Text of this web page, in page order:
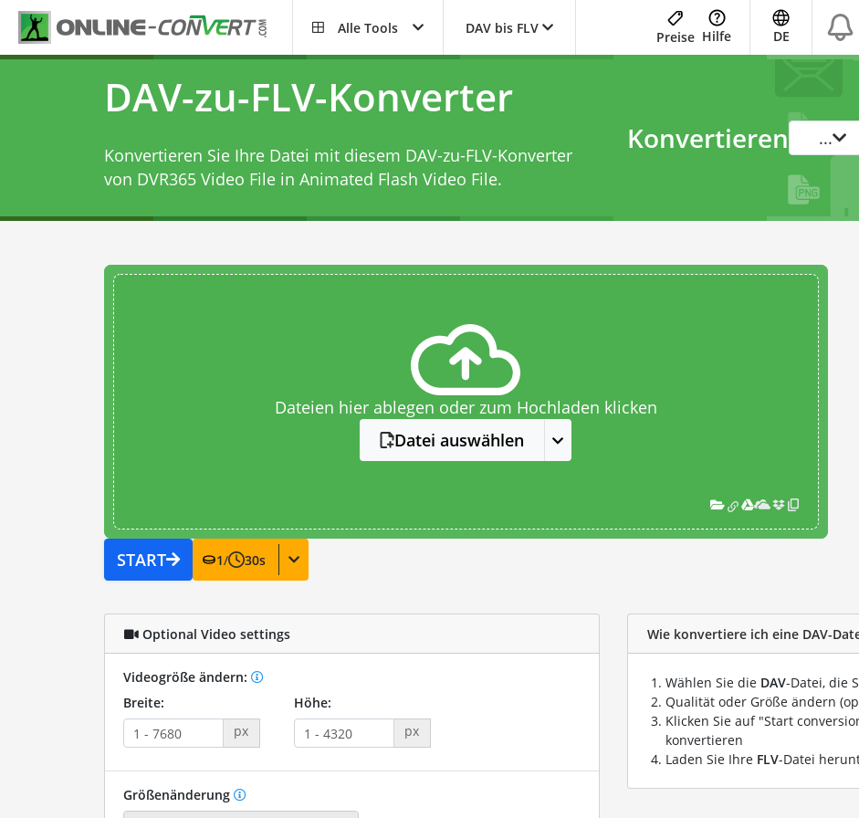
Alle Tools DAV bis FLV
Preise Hilfe DE
DAV-zu-FLV-Konverter
Konvertieren Sie Ihre Datei mit diesem DAV-zu-FLV-Konverter
von DVR365 Video File in Animated Flash Video File.
Konvertieren ...
Dateien hier ablegen oder zum Hochladen klicken
Datei auswählen
START 1/ 30s
Optional Video settings
Videogröße ändern:
Breite:
px
Höhe:
px
Größenänderung
Wie konvertiere ich eine DAV-
Wählen Sie die DAV-Datei, die
Qualität oder Größe ändern
Klicken Sie auf "Start
konvertieren
Laden Sie Ihre FLV-Datei